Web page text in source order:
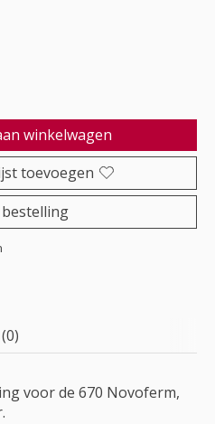
winkelwagen
toevoegen
voor de 670 Novoferm,